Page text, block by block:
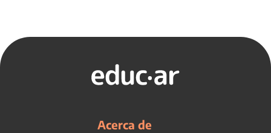
Acerca de